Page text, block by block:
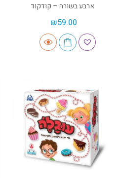
ארבע בשורה – קודקוד
₪59.00